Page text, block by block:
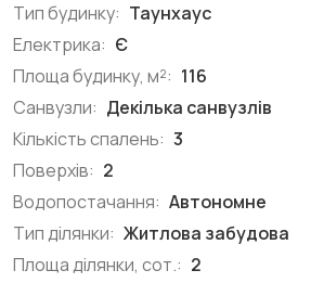
Тип будинку: Таунхаус
Електрика: Є
Площа будинку, м²: 116
Санвузли: Декілька санвузлів
Кількість спалень: 3
Поверхів: 2
Водопостачання: Автономне
Тип ділянки: Житлова забудова
Площа ділянки, сот.: 2